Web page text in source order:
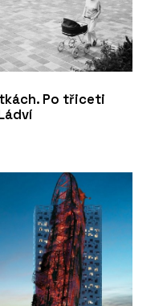
Po třiceti